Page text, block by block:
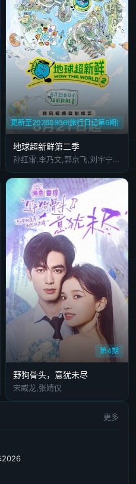
更新至20260806(旅行日记第6期)
地球超新鲜第二季
孙红雷,李乃文,郭京飞,刘宇宁,龚俊,陈星旭,王玉雯,林一
第4期
野狗骨头，意犹未尽
宋威龙,张婧仪
更多
2026